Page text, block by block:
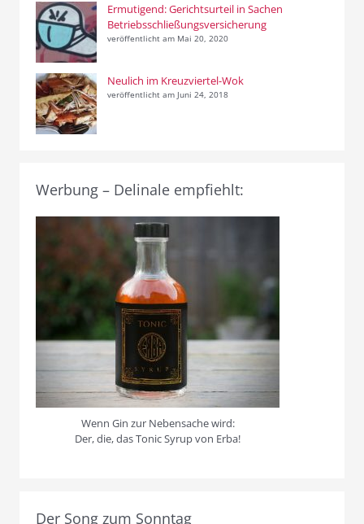
Ermutigend: Gerichtsurteil in Sachen
Betriebsschließungsversicherung
veröffentlicht am Mai 20, 2020
Neulich im Kreuzviertel-Wok
veröffentlicht am Juni 24, 2018
Werbung – Delinale empfiehlt:
Wenn Gin zur Nebensache wird:
Der, die, das Tonic Syrup von Erba!
Der Song zum Sonntag